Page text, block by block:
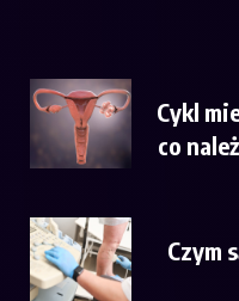
Cykl
co
Czym